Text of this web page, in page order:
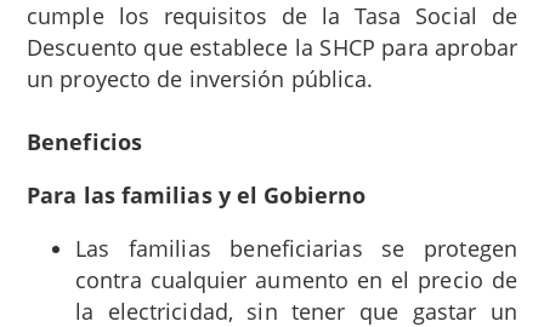
cumple los requisitos de la Tasa Social de
Descuento que establece la SHCP para aprobar
un proyecto de inversión pública.
Beneficios
Para las familias y el Gobierno
Las familias beneficiarias se protegen
contra cualquier aumento en el precio de
la electricidad, sin tener que gastar un